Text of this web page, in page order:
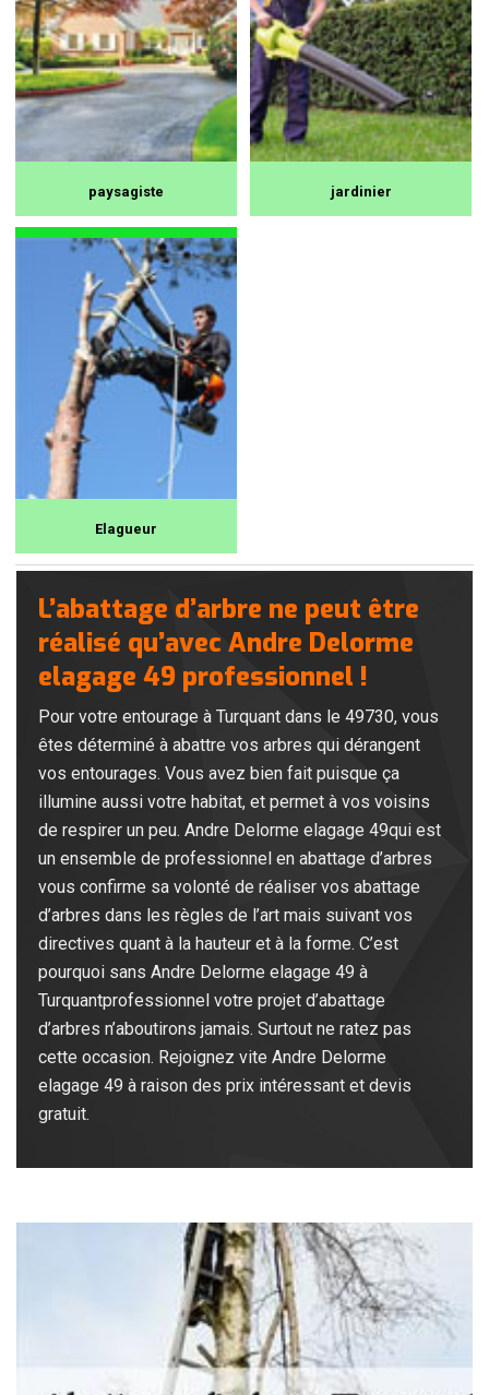
paysagiste jardinier
Elagueur
L’abattage d’arbre ne peut être
réalisé qu’avec Andre Delorme
elagage 49 professionnel !
Pour votre entourage à Turquant dans le 49730, vous
êtes déterminé à abattre vos arbres qui dérangent
vos entourages. Vous avez bien fait puisque ça
illumine aussi votre habitat, et permet à vos voisins
de respirer un peu. Andre Delorme elagage 49qui est
un ensemble de professionnel en abattage d’arbres
vous confirme sa volonté de réaliser vos abattage
d’arbres dans les règles de l’art mais suivant vos
directives quant à la hauteur et à la forme. C’est
pourquoi sans Andre Delorme elagage 49 à
Turquantprofessionnel votre projet d’abattage
d’arbres n’aboutirons jamais. Surtout ne ratez pas
cette occasion. Rejoignez vite Andre Delorme
elagage 49 à raison des prix intéressant et devis
gratuit.